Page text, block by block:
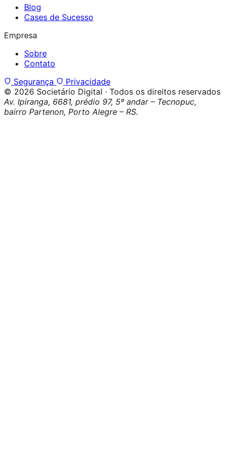
Blog
Cases de Sucesso
Empresa
Sobre
Contato
Segurança
Privacidade
© 2026 Societário Digital · Todos os direitos reservados
Av. Ipiranga, 6681, prédio 97, 5º andar – Tecnopuc,
bairro Partenon, Porto Alegre – RS.